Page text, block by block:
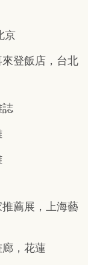
京
登飯店，台北
誌
薦展，上海藝
，花蓮